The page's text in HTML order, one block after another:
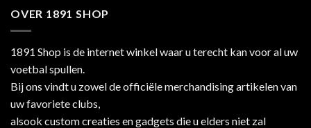
OVER 1891 SHOP
1891 Shop is de internet winkel waar u terecht kan voor al uw
voetbal spullen.
Bij ons vindt u zowel de officiële merchandising artikelen van
uw favoriete clubs,
alsook custom creaties en gadgets die u elders niet zal